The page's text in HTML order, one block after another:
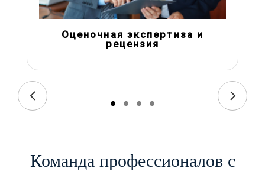
Оценочная экспертиза и
рецензия
Команда профессионалов с